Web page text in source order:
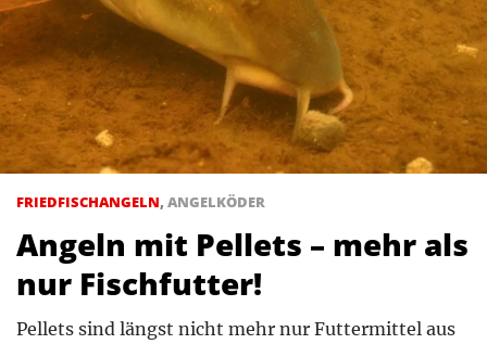
FRIEDFISCHANGELN, ANGELKÖDER
Angeln mit Pellets – mehr als
nur Fischfutter!
Pellets sind längst nicht mehr nur Futtermittel aus